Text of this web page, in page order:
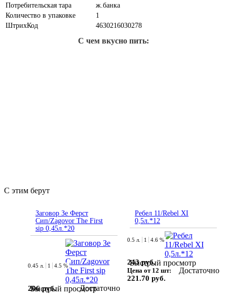
Потребительская тара
ж.банка
Количество в упаковке
1
ШтрихКод
4630216030278
С чем вкусно пить:
С этим берут
Заговор Зе Ферст
Сип/Zagovor The First
sip 0,45л.*20
Быстрый просмотр
0.45 л. 1 4.5 %
206 руб. Достаточно
Ребел 11/Rebel XI
0,5л.*12
Быстрый просмотр
0.5 л. 1 4.6 %
243 руб.
Цена от 12 шт:
221.70 руб.
Достаточно